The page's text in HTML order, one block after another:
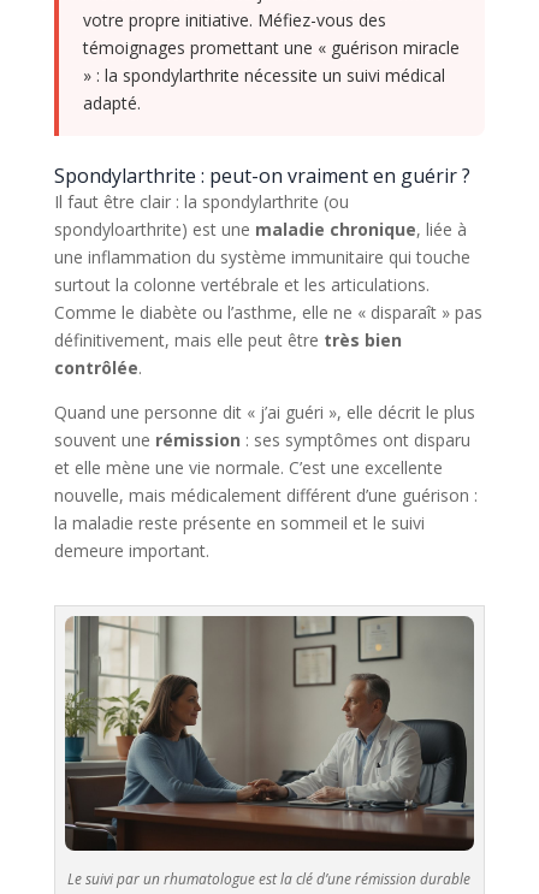
votre propre initiative. Méfiez-vous des
témoignages promettant une « guérison miracle
» : la spondylarthrite nécessite un suivi médical
adapté.
Spondylarthrite : peut-on vraiment en guérir ?
Il faut être clair : la spondylarthrite (ou
spondyloarthrite) est une maladie chronique, liée à
une inflammation du système immunitaire qui touche
surtout la colonne vertébrale et les articulations.
Comme le diabète ou l’asthme, elle ne « disparaît » pas
définitivement, mais elle peut être très bien
contrôlée.
Quand une personne dit « j’ai guéri », elle décrit le plus
souvent une rémission : ses symptômes ont disparu
et elle mène une vie normale. C’est une excellente
nouvelle, mais médicalement différent d’une guérison :
la maladie reste présente en sommeil et le suivi
demeure important.
Le suivi par un rhumatologue est la clé d’une rémission durable